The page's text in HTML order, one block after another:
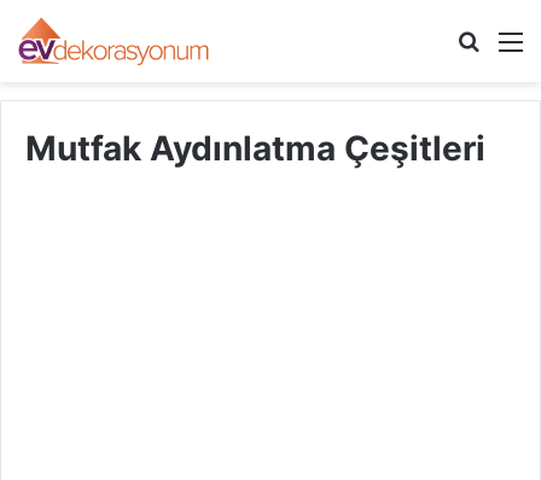
Arama
Mutfak Aydınlatma Çeşitleri